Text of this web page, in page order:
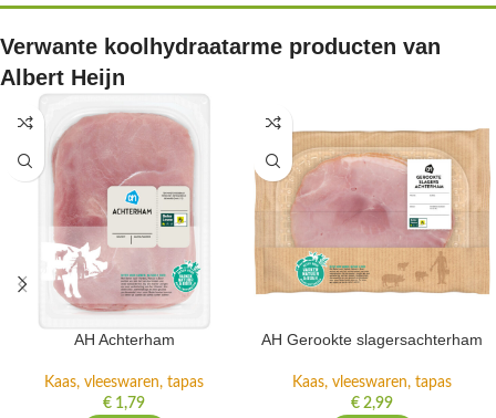
Verwante koolhydraatarme producten van
Albert Heijn
AH Achterham
Kaas, vleeswaren, tapas
€ 1,79
AH Gerookte slagersachterham
Kaas, vleeswaren, tapas
€ 2,99